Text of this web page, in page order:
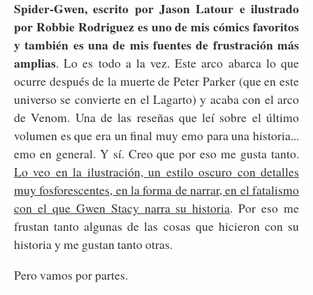
Spider-Gwen, escrito por Jason Latour e ilustrado
por Robbie Rodriguez es uno de mis cómics favoritos
y también es una de mis fuentes de frustración más
amplias. Lo es todo a la vez. Este arco abarca lo que
ocurre después de la muerte de Peter Parker (que en este
universo se convierte en el Lagarto) y acaba con el arco
de Venom. Una de las reseñas que leí sobre el último
volumen es que era un final muy emo para una historia...
emo en general. Y sí. Creo que por eso me gusta tanto.
Lo veo en la ilustración, un estilo oscuro con detalles
muy fosforescentes, en la forma de narrar, en el fatalismo
con el que Gwen Stacy narra su historia. Por eso me
frustan tanto algunas de las cosas que hicieron con su
historia y me gustan tanto otras.
Pero vamos por partes.